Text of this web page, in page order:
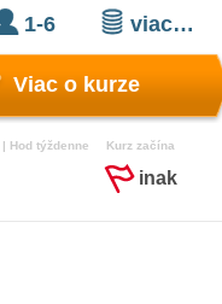
1-6 viac…
Viac o kurze
Hod týždenne Kurz začína
inak